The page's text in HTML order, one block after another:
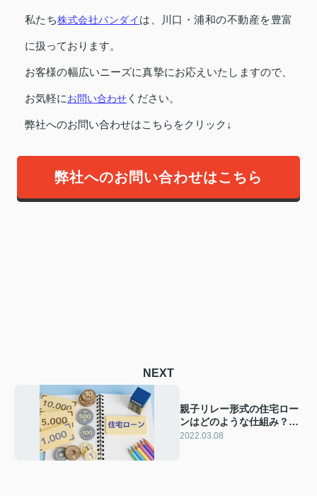
私たち株式会社バンダイは、川口・浦和の不動産を豊富
に扱っております。
お客様の幅広いニーズに真摯にお応えいたしますので、
お気軽にお問い合わせ ください。
弊社へのお問い合わせはこちらをクリック↓
弊社へのお問い合わせはこちら
NEXT
親子リレー形式の住宅ロー
ンはどのような仕組み？メ
リットや注意点も解説
2022.03.08